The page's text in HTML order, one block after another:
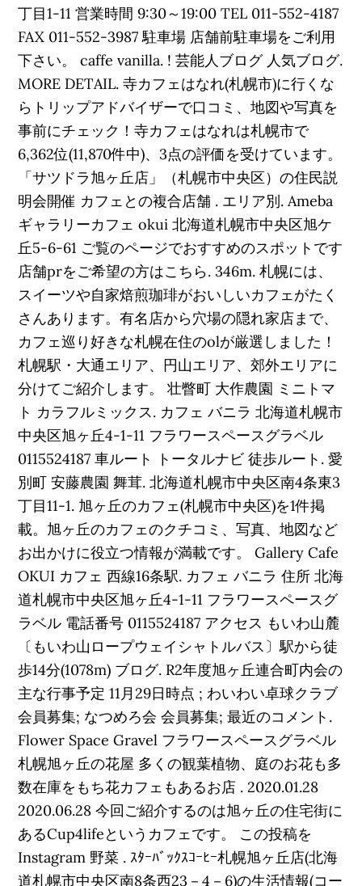
丁目1-11 営業時間 9:30～19:00 TEL 011-552-4187
FAX 011-552-3987 駐車場 店舗前駐車場をご利用
下さい。 caffe vanilla. ! 芸能人ブログ 人気ブログ.
MORE DETAIL. 寺カフェはなれ(札幌市)に行くな
らトリップアドバイザーで口コミ、地図や写真を
事前にチェック！寺カフェはなれは札幌市で
6,362位(11,870件中)、3点の評価を受けています。
「サツドラ旭ヶ丘店」（札幌市中央区）の住民説
明会開催 カフェとの複合店舗 . エリア別. Ameba
ギャラリーカフェ okui 北海道札幌市中央区旭ケ
丘5-6-61 ご覧のページでおすすめのスポットです
店舗prをご希望の方はこちら. 346m. 札幌には、
スイーツや自家焙煎珈琲がおいしいカフェがたく
さんあります。有名店から穴場の隠れ家店まで、
カフェ巡り好きな札幌在住のolが厳選しました！
札幌駅・大通エリア、円山エリア、郊外エリアに
分けてご紹介します。 壮瞥町 大作農園 ミニトマ
ト カラフルミックス. カフェ バニラ 北海道札幌市
中央区旭ヶ丘4-1-11 フラワースペースグラベル
0115524187 車ルート トータルナビ 徒歩ルート. 愛
別町 安藤農園 舞茸. 北海道札幌市中央区南4条東3
丁目11-1. 旭ヶ丘のカフェ(札幌市中央区)を1件掲
載。旭ヶ丘のカフェのクチコミ、写真、地図など
お出かけに役立つ情報が満載です。 Gallery Cafe
OKUI カフェ 西線16条駅. カフェ バニラ 住所 北海
道札幌市中央区旭ヶ丘4-1-11 フラワースペースグ
ラベル 電話番号 0115524187 アクセス もいわ山麓
〔もいわ山ロープウェイシャトルバス〕駅から徒
歩14分(1078m) ブログ. R2年度旭ヶ丘連合町内会の
主な行事予定 11月29日時点 ; わいわい卓球クラブ
会員募集; なつめろ会 会員募集; 最近のコメント.
Flower Space Gravel フラワースペースグラベル
札幌旭ヶ丘の花屋 多くの観葉植物、庭のお花も多
数在庫をもち花カフェもあるお店 . 2020.01.28
2020.06.28 今回ご紹介するのは旭ヶ丘の住宅街に
あるCup4lifeというカフェです。 この投稿を
Instagram 野菜 . ｽﾀｰﾊﾞｯｸｽｺｰﾋｰ札幌旭ヶ丘店(北海
道札幌市中央区南8条西23－4－6)の生活情報(コー